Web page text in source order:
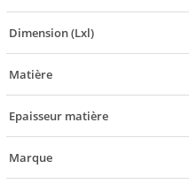
Dimension (Lxl)
Matière
Epaisseur matière
Marque